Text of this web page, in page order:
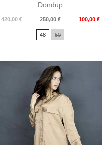
Dondup
420,00 €
Prix
250,00 € 100,00 €
Prix
48 50